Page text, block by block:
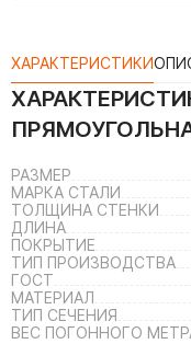
ХАРАКТЕРИСТИКИ
РАЗМЕР
МАРКА СТАЛИ
ТОЛЩИНА СТЕНКИ
ДЛИНА
ПОКРЫТИЕ
ТИП ПРОИЗВОДСТВА
ГОСТ
МАТЕРИАЛ
ТИП СЕЧЕНИЯ
ВЕС ПОГОННОГО